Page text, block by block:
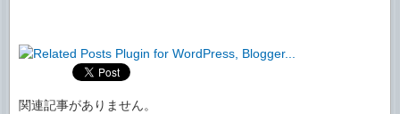
関連記事がありません。